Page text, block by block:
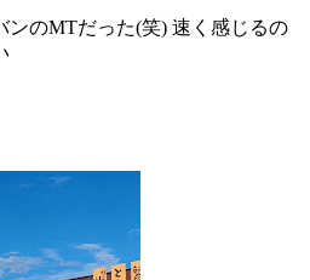
ンのMTだった(笑) 速く感じるの